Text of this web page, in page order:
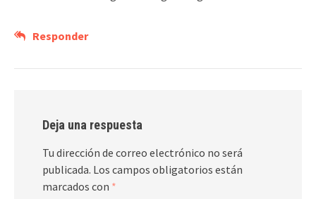
Responder
Deja una respuesta
Tu dirección de correo electrónico no será
publicada. Los campos obligatorios están
marcados con *